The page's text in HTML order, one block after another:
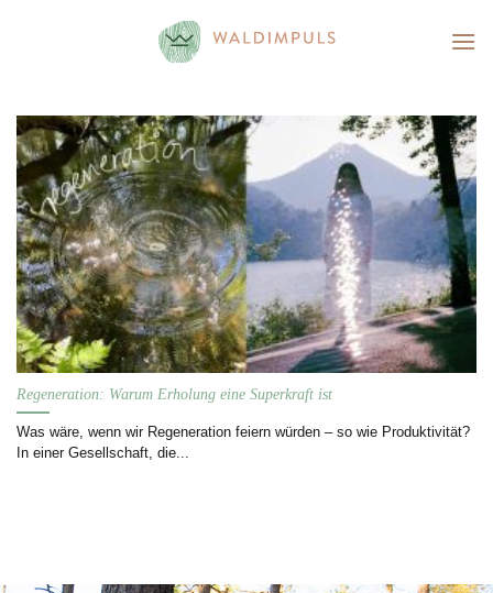
Regeneration: Warum Erholung eine Superkraft ist
Was wäre, wenn wir Regeneration feiern würden – so wie Produktivität?
In einer Gesellschaft, die...